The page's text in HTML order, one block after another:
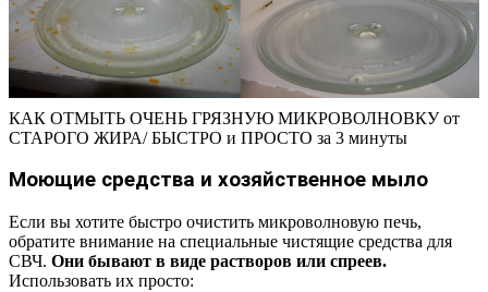
КАК ОТМЫТЬ ОЧЕНЬ ГРЯЗНУЮ МИКРОВОЛНОВКУ от
СТАРОГО ЖИРА/ БЫСТРО и ПРОСТО за 3 минуты
Моющие средства и хозяйственное мыло
Если вы хотите быстро очистить микроволновую печь,
обратите внимание на специальные чистящие средства для
СВЧ. Они бывают в виде растворов или спреев.
Использовать их просто: